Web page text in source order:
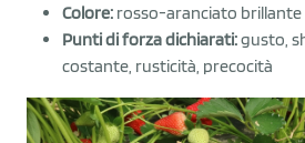
Colore: rosso-aranciato brillante
Punti di forza dichiarati:gusto,
costante, rusticità, precocità